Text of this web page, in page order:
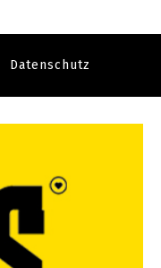
Datenschutz